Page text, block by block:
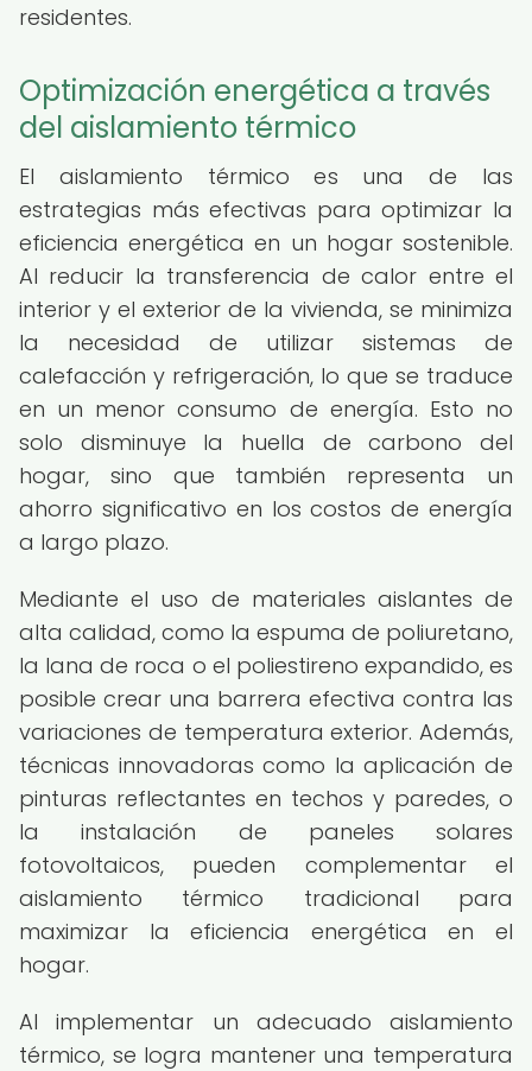
residentes.
Optimización energética a través
del aislamiento térmico
El aislamiento térmico es una de las
estrategias más efectivas para optimizar la
eficiencia energética en un hogar sostenible.
Al reducir la transferencia de calor entre el
interior y el exterior de la vivienda, se minimiza
la necesidad de utilizar sistemas de
calefacción y refrigeración, lo que se traduce
en un menor consumo de energía. Esto no
solo disminuye la huella de carbono del
hogar, sino que también representa un
ahorro significativo en los costos de energía
a largo plazo.
Mediante el uso de materiales aislantes de
alta calidad, como la espuma de poliuretano,
la lana de roca o el poliestireno expandido, es
posible crear una barrera efectiva contra las
variaciones de temperatura exterior. Además,
técnicas innovadoras como la aplicación de
pinturas reflectantes en techos y paredes, o
la instalación de paneles solares
fotovoltaicos, pueden complementar el
aislamiento térmico tradicional para
maximizar la eficiencia energética en el
hogar.
Al implementar un adecuado aislamiento
térmico, se logra mantener una temperatura